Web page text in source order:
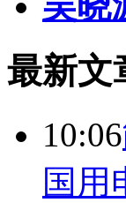
最新文
10:06
国用